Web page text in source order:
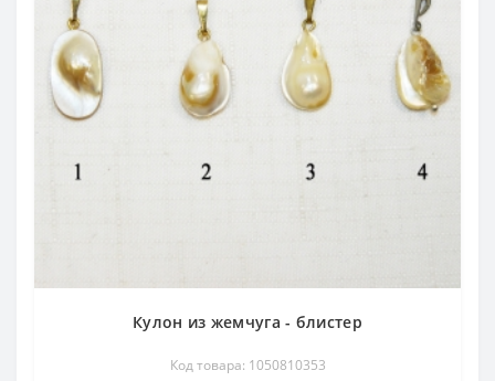
Кулон из жемчуга - блистер
Код товара: 1050810353